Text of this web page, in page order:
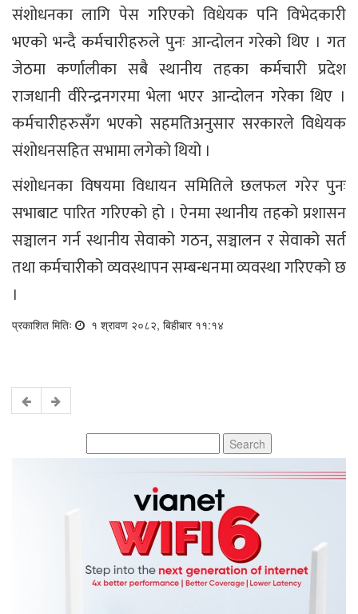
संशोधनका लागि पेस गरिएको विधेयक पनि विभेदकारी
भएको भन्दै कर्मचारीहरुले पुनः आन्दोलन गरेको थिए । गत
जेठमा कर्णालीका सबै स्थानीय तहका कर्मचारी प्रदेश
राजधानी वीरेन्द्रनगरमा भेला भएर आन्दोलन गरेका थिए ।
कर्मचारीहरुसँग भएको सहमतिअनुसार सरकारले विधेयक
संशोधनसहित सभामा लगेको थियो ।
संशोधनका विषयमा विधायन समितिले छलफल गरेर पुनः
सभाबाट पारित गरिएको हो । ऐनमा स्थानीय तहको प्रशासन
सञ्चालन गर्न स्थानीय सेवाको गठन, सञ्चालन र सेवाको सर्त
तथा कर्मचारीको व्यवस्थापन सम्बन्धनमा व्यवस्था गरिएको छ
।
प्रकाशित मितिः १ श्रावण २०८२, बिहीबार ११:१४
for: